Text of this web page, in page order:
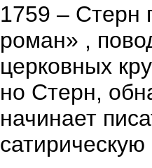
1759 – Стерн
роман» ,
церковных
но Стерн,
начинает